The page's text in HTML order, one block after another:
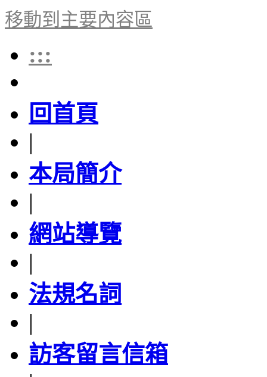
移動到主要內容區
:::
回首頁
|
本局簡介
|
網站導覽
|
法規名詞
|
訪客留言信箱